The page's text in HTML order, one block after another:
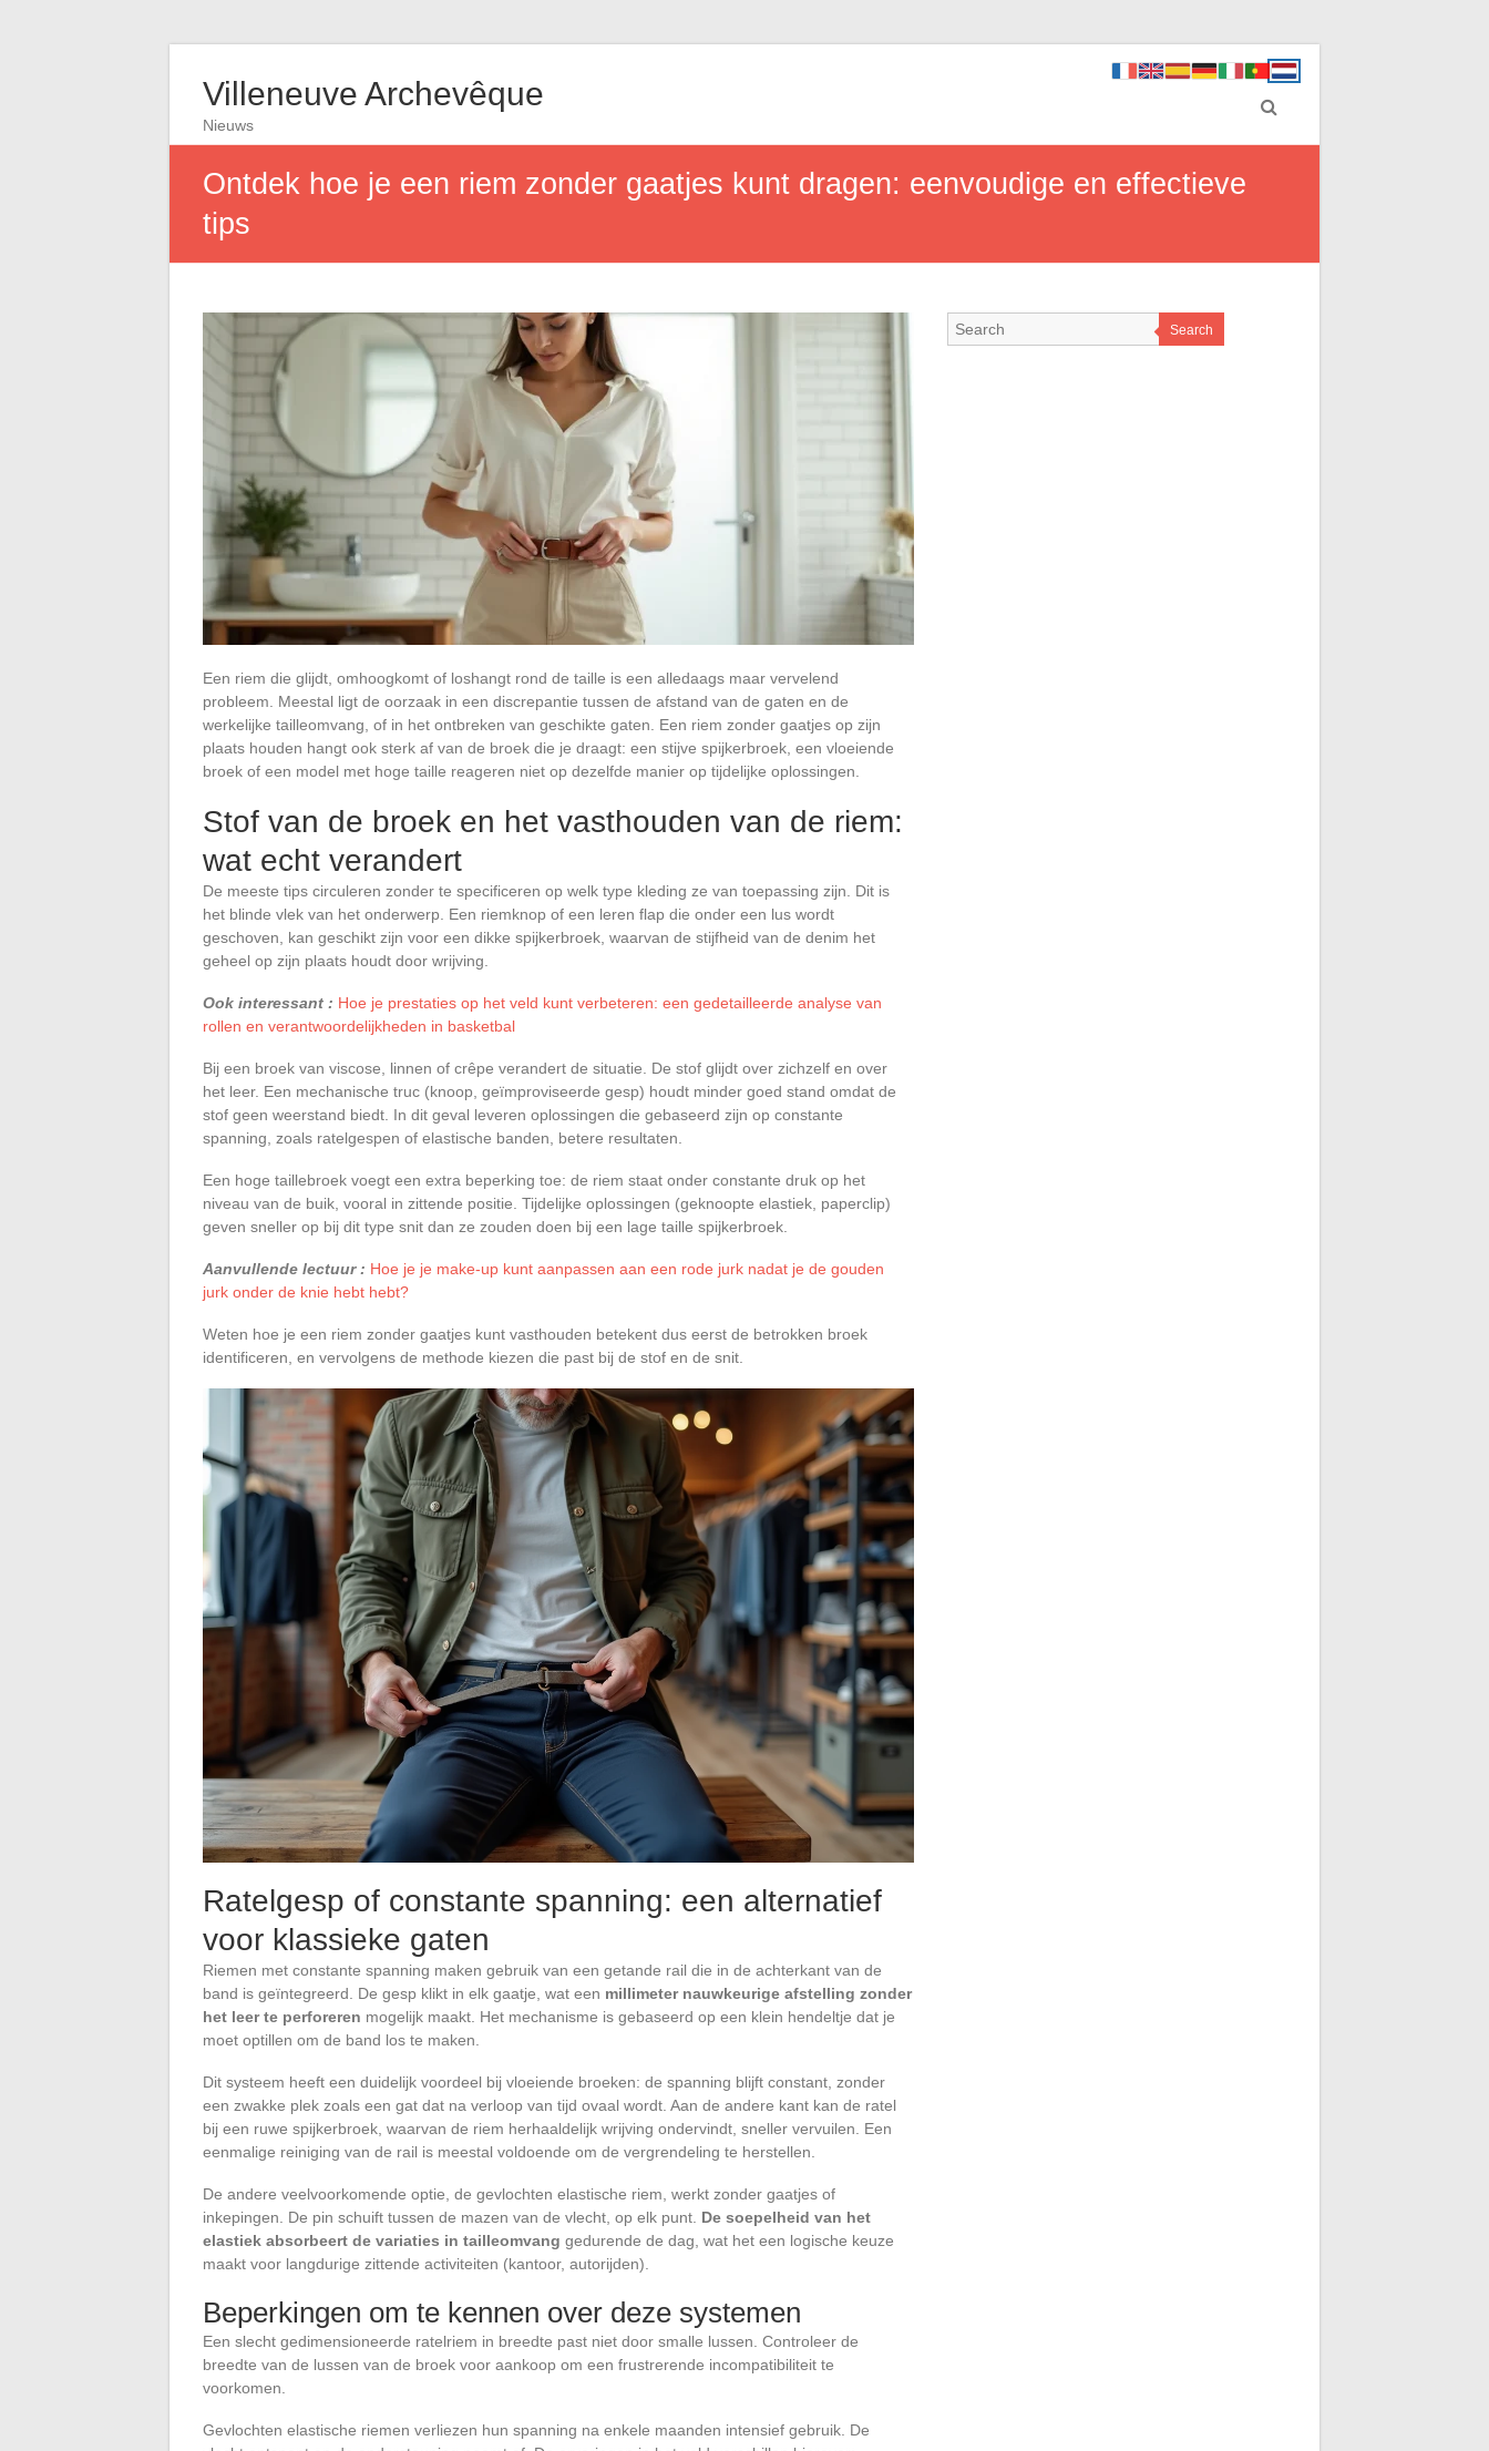
Villeneuve Archevêque
Nieuws
Ontdek hoe je een riem zonder gaatjes kunt dragen: eenvoudige en effectieve
tips
Een riem die glijdt, omhoogkomt of loshangt rond de taille is een alledaags maar vervelend
probleem. Meestal ligt de oorzaak in een discrepantie tussen de afstand van de gaten en de
werkelijke tailleomvang, of in het ontbreken van geschikte gaten. Een riem zonder gaatjes op zijn
plaats houden hangt ook sterk af van de broek die je draagt: een stijve spijkerbroek, een vloeiende
broek of een model met hoge taille reageren niet op dezelfde manier op tijdelijke oplossingen.
Stof van de broek en het vasthouden van de riem:
wat echt verandert
De meeste tips circuleren zonder te specificeren op welk type kleding ze van toepassing zijn. Dit is
het blinde vlek van het onderwerp. Een riemknop of een leren flap die onder een lus wordt
geschoven, kan geschikt zijn voor een dikke spijkerbroek, waarvan de stijfheid van de denim het
geheel op zijn plaats houdt door wrijving.
Ook interessant : Hoe je prestaties op het veld kunt verbeteren: een gedetailleerde analyse van
rollen en verantwoordelijkheden in basketbal
Bij een broek van viscose, linnen of crêpe verandert de situatie. De stof glijdt over zichzelf en over
het leer. Een mechanische truc (knoop, geïmproviseerde gesp) houdt minder goed stand omdat de
stof geen weerstand biedt. In dit geval leveren oplossingen die gebaseerd zijn op constante
spanning, zoals ratelgespen of elastische banden, betere resultaten.
Een hoge taillebroek voegt een extra beperking toe: de riem staat onder constante druk op het
niveau van de buik, vooral in zittende positie. Tijdelijke oplossingen (geknoopte elastiek, paperclip)
geven sneller op bij dit type snit dan ze zouden doen bij een lage taille spijkerbroek.
Aanvullende lectuur : Hoe je je make-up kunt aanpassen aan een rode jurk nadat je de gouden
jurk onder de knie hebt hebt?
Weten hoe je een riem zonder gaatjes kunt vasthouden betekent dus eerst de betrokken broek
identificeren, en vervolgens de methode kiezen die past bij de stof en de snit.
Ratelgesp of constante spanning: een alternatief
voor klassieke gaten
Riemen met constante spanning maken gebruik van een getande rail die in de achterkant van de
band is geïntegreerd. De gesp klikt in elk gaatje, wat een millimeter nauwkeurige afstelling zonder
het leer te perforeren mogelijk maakt. Het mechanisme is gebaseerd op een klein hendeltje dat je
moet optillen om de band los te maken.
Dit systeem heeft een duidelijk voordeel bij vloeiende broeken: de spanning blijft constant, zonder
een zwakke plek zoals een gat dat na verloop van tijd ovaal wordt. Aan de andere kant kan de ratel
bij een ruwe spijkerbroek, waarvan de riem herhaaldelijk wrijving ondervindt, sneller vervuilen. Een
eenmalige reiniging van de rail is meestal voldoende om de vergrendeling te herstellen.
De andere veelvoorkomende optie, de gevlochten elastische riem, werkt zonder gaatjes of
inkepingen. De pin schuift tussen de mazen van de vlecht, op elk punt. De soepelheid van het
elastiek absorbeert de variaties in tailleomvang gedurende de dag, wat het een logische keuze
maakt voor langdurige zittende activiteiten (kantoor, autorijden).
Beperkingen om te kennen over deze systemen
Een slecht gedimensioneerde ratelriem in breedte past niet door smalle lussen. Controleer de
breedte van de lussen van de broek voor aankoop om een frustrerende incompatibiliteit te
voorkomen.
Gevlochten elastische riemen verliezen hun spanning na enkele maanden intensief gebruik. De
Search